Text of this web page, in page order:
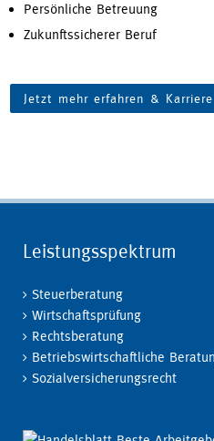
Persönliche Betreuung
Zukunftssicherer Beruf
Jetzt mehr erfahren &
Leistungsspektrum
Steuerberatung
Wirtschaftsprüfung
Rechtsberatung
Betriebswirtschaftliche
Sozialversicherungsrecht